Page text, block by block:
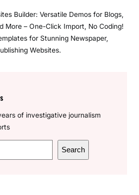
Builder: Versatile Demos for Blogs,
More – One-Click Import, No Coding!
for Stunning Newspaper,
Websites.
of investigative journalism
Search